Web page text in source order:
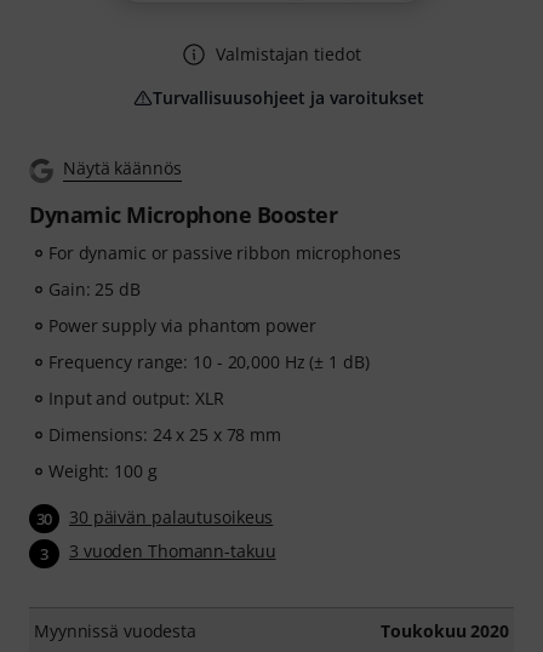
Näytä käännös
Dynamic Microphone Booster
For dynamic or passive ribbon microphones
Gain: 25 dB
Power supply via phantom power
Frequency range: 10 - 20,000 Hz (± 1 dB)
Input and output: XLR
Dimensions: 24 x 25 x 78 mm
Weight: 100 g
30 30 päivän palautusoikeus
3 3 vuoden Thomann-takuu
Myynnissä vuodesta Toukokuu 2020
Valmistajan tiedot
Turvallisuusohjeet ja varoitukset